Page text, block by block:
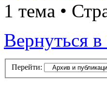
1 тема •
Вернуться
Перейти: